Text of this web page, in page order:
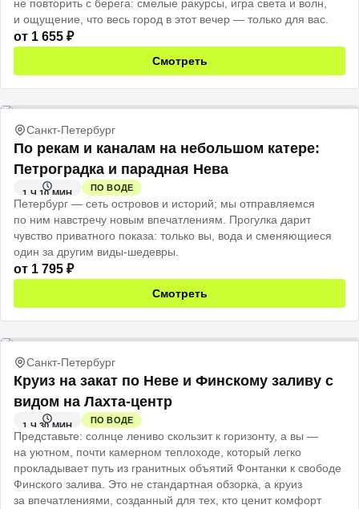
не повторить с берега: смелые ракурсы, игра света и волн,
и ощущение, что весь город в этот вечер — только для вас.
от 1 655 ₽
Смотреть
Санкт-Петербург
По рекам и каналам на небольшом катере:
Петроградка и парадная Нева
1 Ч 10 МИН
ПО ВОДЕ
Петербург — сеть островов и историй; мы отправляемся
по ним навстречу новым впечатлениям. Прогулка дарит
чувство приватного показа: только вы, вода и сменяющиеся
один за другим виды-шедевры.
от 1 795 ₽
Смотреть
Санкт-Петербург
Круиз на закат по Неве и Финскому заливу с
видом на Лахта-центр
1 Ч 30 МИН
ПО ВОДЕ
Представьте: солнце лениво скользит к горизонту, а вы —
на уютном, почти камерном теплоходе, который легко
прокладывает путь из гранитных объятий Фонтанки к свободе
Финского залива. Это не стандартная обзорка, а круиз
за впечатлениями, созданный для тех, кто ценит комфорт